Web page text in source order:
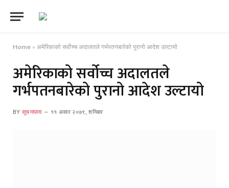
Home » अमेरिकाको सर्वोच्च अदालतले गर्भपतनबारेको पुरानो आदेश उल्टायो
अमेरिकाको सर्वोच्च अदालतले
गर्भपतनबारेको पुरानो आदेश उल्टायो
BY सूचनापाना ११ असार २०७९, शनिबार